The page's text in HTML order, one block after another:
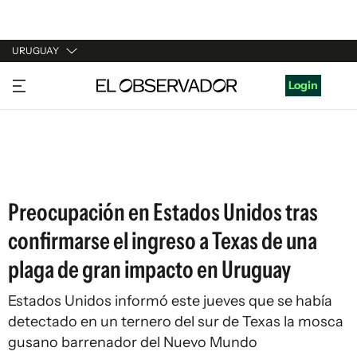
URUGUAY
URUGUAY
ARGENTINA
Login
Preocupación en Estados Unidos tras
confirmarse el ingreso a Texas de una
plaga de gran impacto en Uruguay
Estados Unidos informó este jueves que se había
detectado en un ternero del sur de Texas la mosca
gusano barrenador del Nuevo Mundo